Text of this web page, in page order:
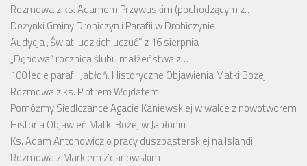
Rozmowa z ks. Adamem Przywuskim (pochodzącym z…
Dożynki Gminy Drohiczyn i Parafii w Drohiczynie
Audycja „Świat ludzkich uczuć” z 16 sierpnia
„Dębowa” rocznica ślubu małżeństwa z…
100 lecie parafii Jabłoń. Historyczne Objawienia Matki Bożej
Rozmowa z ks. Piotrem Wojdatem
Pomóżmy Siedlczance Agacie Kaniewskiej w walce z nowotworem
Historia Objawień Matki Bożej w Jabłoniu
Ks. Adam Antonowicz o pracy duszpasterskiej na Islandii
Rozmowa z Markiem Zdanowskim